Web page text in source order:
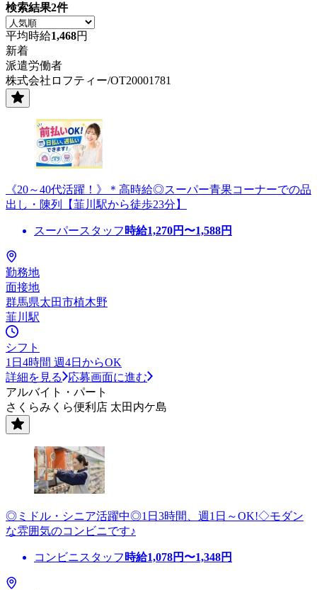
検索結果2件
平均時給1,468円
新着
派遣労働者
株式会社ロフティー/OT20001781
《20～40代活躍！》＊高時給◎スーパー青果コーナーでの品
出し・陳列【韮川駅から徒歩23分】
スーパースタッフ 時給1,270円〜1,588円
勤務地
面接地
群馬県太田市植木野
韮川駅
シフト
1日4時間 週4日からOK
詳細を見る
応募画面に進む
アルバイト・パート
さくらみくら便利店 太田内ケ島
◎ミドル・シニア活躍中◎1日3時間、週1日～OK!◇モダン
な雰囲気のコンビニです♪
コンビニスタッフ 時給1,078円〜1,348円